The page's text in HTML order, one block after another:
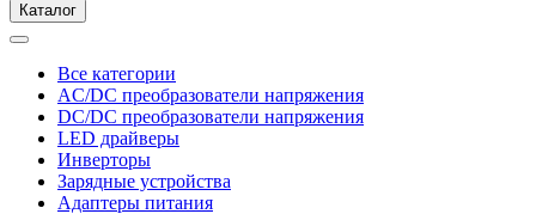
Каталог
Все категории
AC/DC преобразователи напряжения
DC/DC преобразователи напряжения
LED драйверы
Инверторы
Зарядные устройства
Адаптеры питания